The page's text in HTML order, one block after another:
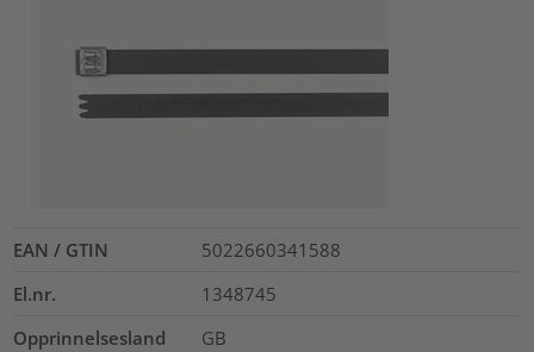
EAN / GTIN
5022660341588
El.nr.
1348745
Opprinnelsesland
GB